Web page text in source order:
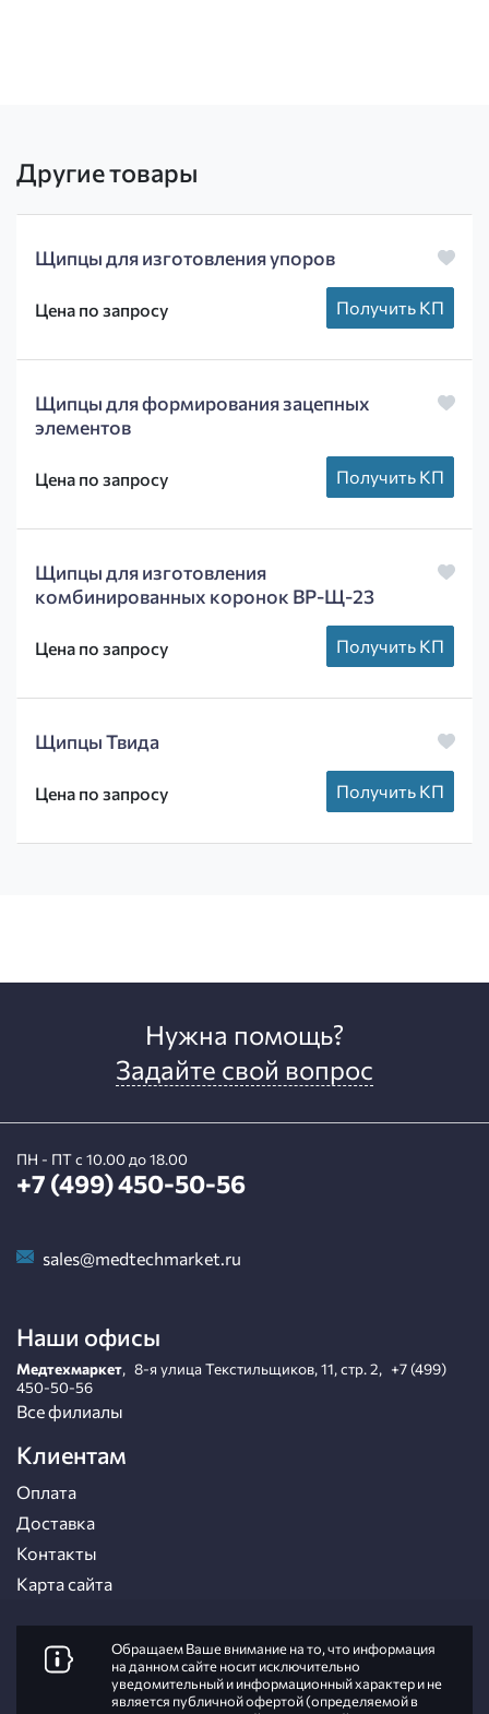
Другие товары
Щипцы для изготовления упоров
Цена по запросу Получить КП
Щипцы для формирования зацепных
элементов
Цена по запросу Получить КП
Щипцы для изготовления
комбинированных коронок ВР-Щ-23
Цена по запросу Получить КП
Щипцы Твида
Цена по запросу Получить КП
Нужна помощь?
Задайте свой вопрос
ПН - ПТ с 10.00 до 18.00
+7 (499) 450-50-56
sales@medtechmarket.ru
Наши офисы
Медтехмаркет, 8-я улица Текстильщиков, 11, стр. 2, +7 (499)
450-50-56
Все филиалы
Клиентам
Оплата
Доставка
Контакты
Карта сайта
Обращаем Ваше внимание на то, что информация
на данном сайте носит исключительно
уведомительный и информационный характер и не
является публичной офертой (определяемой в